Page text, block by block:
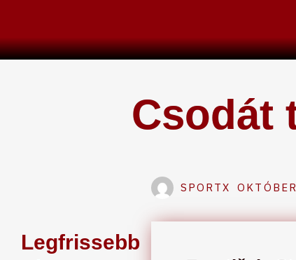
content
Csodát
SPORTX
Legfrissebb